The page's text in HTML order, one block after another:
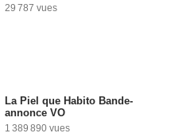
29 787 vues
La Piel que Habito Bande-
annonce VO
1 389 890 vues